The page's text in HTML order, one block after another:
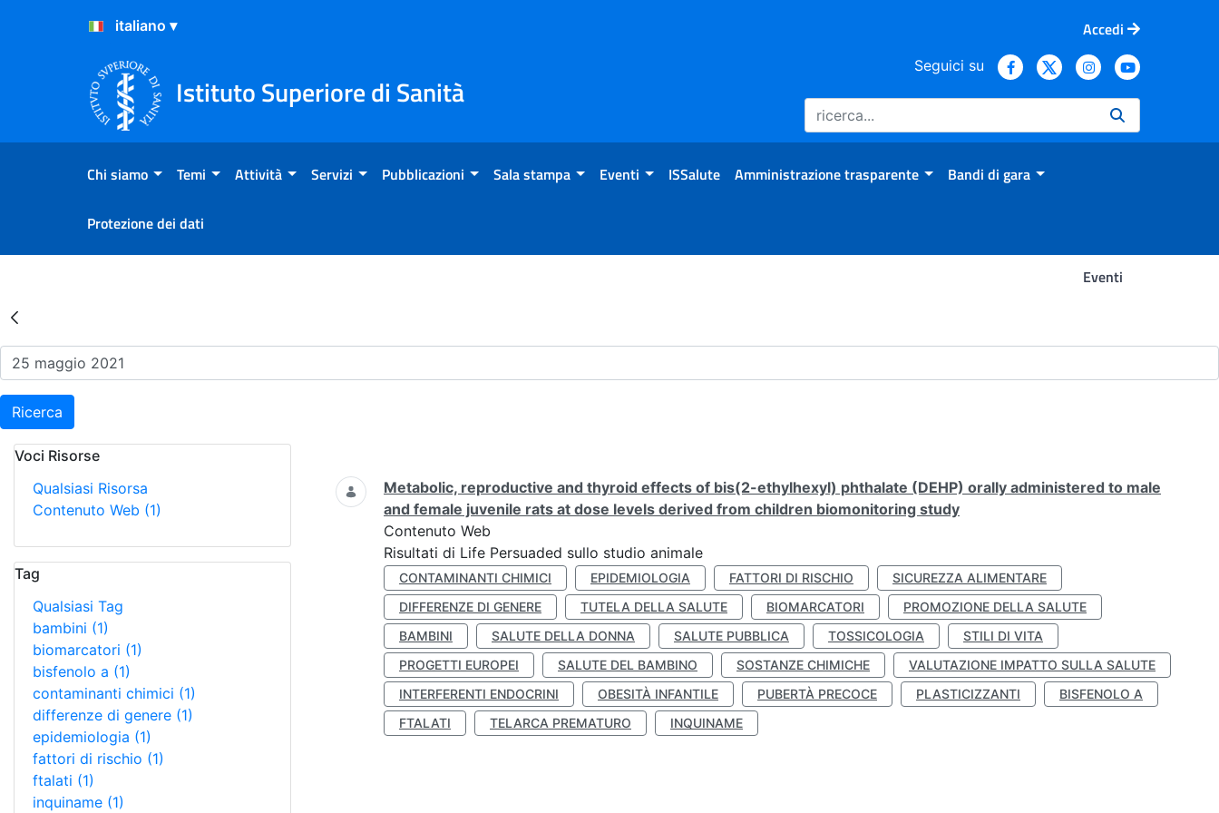
Salta al Contenuto
Salta al Footer
Accedi
Istituto Superiore di Sanità
Seguici su
Chi siamo Temi Attività Servizi Pubblicazioni Sala stampa Eventi ISSalute Amministrazione trasparente Bandi di gara
Protezione dei dati
Eventi
Risultati della Ricerca - Eventi
Ricerca
Voci Risorse
Qualsiasi Risorsa
Contenuto Web (1)
Tag
Qualsiasi Tag
bambini (1)
biomarcatori (1)
bisfenolo a (1)
contaminanti chimici (1)
differenze di genere (1)
epidemiologia (1)
fattori di rischio (1)
ftalati (1)
inquiname (1)
Ricerca
Metabolic, reproductive and thyroid effects of bis(2-ethylhexyl) phthalate (DEHP) orally administered to male
and female juvenile rats at dose levels derived from children biomonitoring study
Contenuto Web
Risultati di Life Persuaded sullo studio animale
CONTAMINANTI CHIMICI EPIDEMIOLOGIA FATTORI DI RISCHIO
SICUREZZA ALIMENTARE
DIFFERENZE DI GENERE
TUTELA DELLA SALUTE BIOMARCATORI
PROMOZIONE DELLA SALUTE
BAMBINI
SALUTE DELLA DONNA SALUTE PUBBLICA TOSSICOLOGIA
STILI DI VITA
PROGETTI EUROPEI
SALUTE DEL BAMBINO SOSTANZE CHIMICHE
VALUTAZIONE IMPATTO SULLA SALUTE
INTERFERENTI ENDOCRINI
OBESITÀ INFANTILE PUBERTÀ PRECOCE PLASTICIZZANTI
BISFENOLO A
FTALATI
TELARCA PREMATURO INQUINAME